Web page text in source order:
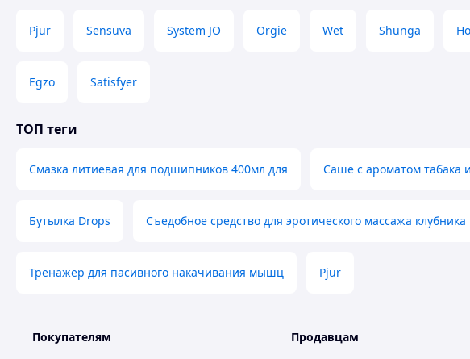
Pjur Sensuva System JO Orgie Wet Shunga
Egzo Satisfyer
ТОП теги
Смазка литиевая для подшипников 400мл для Саше с ароматом табака
Бутылка Drops Съедобное средство для эротического массажа клубника
Тренажер для пасивного накачивания мышц Pjur
Покупателям Продавцам